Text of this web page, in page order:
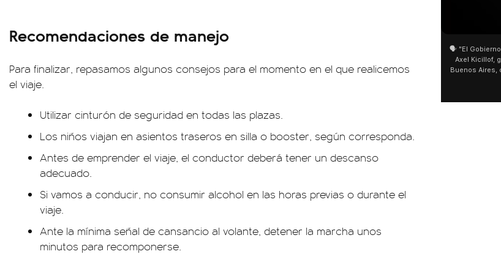
Recomendaciones de manejo
Para finalizar, repasamos algunos consejos para el momento en el que realicemos
el viaje.
Utilizar cinturón de seguridad en todas las plazas.
Los niños viajan en asientos traseros en silla o booster, según corresponda.
Antes de emprender el viaje, el conductor deberá tener un descanso
adecuado.
Si vamos a conducir, no consumir alcohol en las horas previas o durante el
viaje.
Ante la mínima señal de cansancio al volante, detener la marcha unos
minutos para recomponerse.
🗣️ "El Gobierno sufrió una inmensa derrota" 🎙️
Axel Kicillof, gobernador de la Provincia de
Buenos Aires, caracterizó el proyecto de Ley
y destacó "la movilización popular". 📌 La
sociedad no solo sufre porque no llega sino
que también está endeudada".